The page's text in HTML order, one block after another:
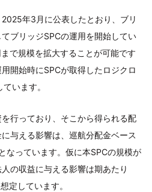
年3月に公表したとおり、ブリ
ブリッジSPCの運用を開始してい
で規模を拡大することが可能です
開始時にSPCが取得したロジクロ
います。
行っており、そこから得られる配
与える影響は、巡航分配金ベース
なっています。仮に本SPCの規模が
の収益に与える影響は期あたり
定しています。